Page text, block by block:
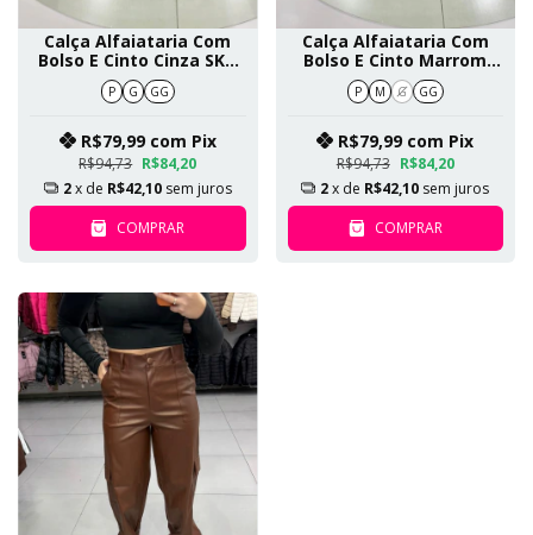
Calça Alfaiataria Com
Bolso E Cinto Cinza SKU
486
P G GG
R$94,73 R$84,20
R$79,99 com Pix
2x de R$42,10 sem juros
COMPRAR
Calça Alfaiataria Com
Bolso E Cinto Marrom
SKU 486
P M G GG
R$94,73 R$84,20
R$79,99 com Pix
2x de R$42,10 sem juros
COMPRAR